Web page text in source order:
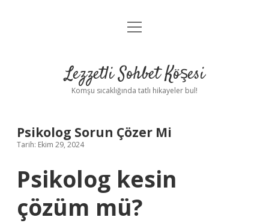
Anasayfa
Yasal Uyarı
menüyü
Lezzetli Sohbet Köşesi
Komşu sıcaklığında tatlı hikayeler bul!
Psikolog Sorun Çözer Mi
Tarih: Ekim 29, 2024
Psikolog kesin
çözüm mü?